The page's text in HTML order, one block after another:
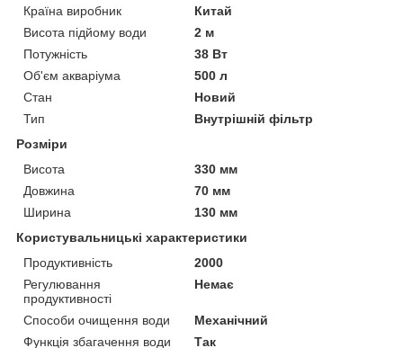
Країна виробник
Китай
Висота підйому води
2 м
Потужність
38 Вт
Об'єм акваріума
500 л
Стан
Новий
Тип
Внутрішній фільтр
Розміри
Висота
330 мм
Довжина
70 мм
Ширина
130 мм
Користувальницькі характеристики
Продуктивність
2000
Регулювання
продуктивності
Немає
Способи очищення води
Механічний
Функція збагачення води
Так